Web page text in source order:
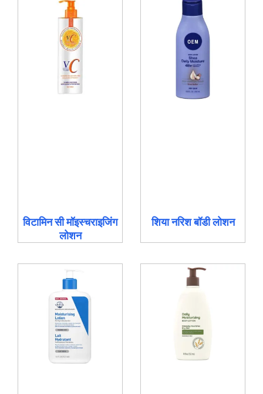
विटामिन सी मॉइस्चराइजिंग
लोशन
शिया नरिश बॉडी लोशन